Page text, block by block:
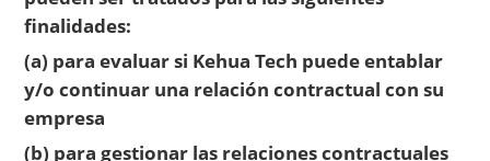
finalidades:
(a) para evaluar si Kehua Tech puede entablar
y/o continuar una relación contractual con su
empresa
(b) para gestionar las relaciones contractuales